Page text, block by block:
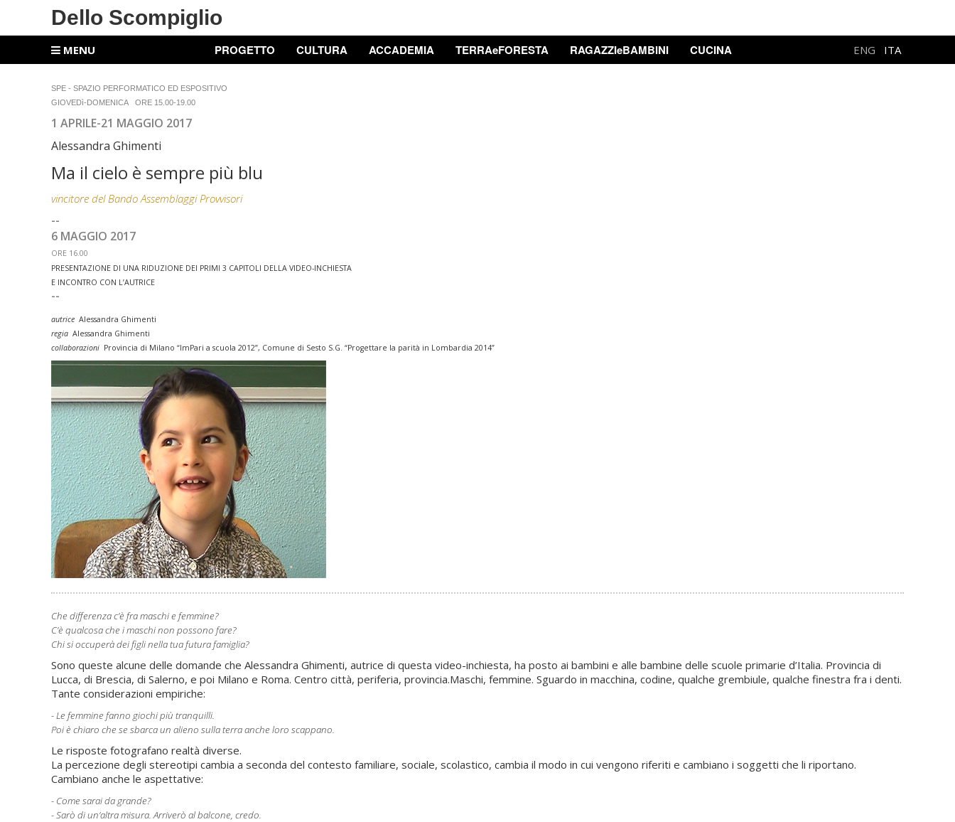
Dello Scompiglio
MENU PROGETTO CULTURA ACCADEMIA TERRAeFORESTA RAGAZZIeBAMBINI CUCINA ENG ITA
SPE - SPAZIO PERFORMATICO ED ESPOSITIVO
GIOVEDì-DOMENICA ORE 15.00-19.00
1 APRILE-21 MAGGIO 2017
Alessandra Ghimenti
Ma il cielo è sempre più blu
vincitore del Bando Assemblaggi Provvisori
--
6 MAGGIO 2017
ORE 16.00
PRESENTAZIONE DI UNA RIDUZIONE DEI PRIMI 3 CAPITOLI DELLA VIDEO-INCHIESTA
E INCONTRO CON L’AUTRICE
--
autrice Alessandra Ghimenti
regia Alessandra Ghimenti
collaborazioni Provincia di Milano “ImPari a scuola 2012”, Comune di Sesto S.G. “Progettare la parità in Lombardia 2014”
Che differenza c’è fra maschi e femmine?
C’è qualcosa che i maschi non possono fare?
Chi si occuperà dei figli nella tua futura famiglia?
Sono queste alcune delle domande che Alessandra Ghimenti, autrice di questa video-inchiesta, ha posto ai bambini e alle bambine delle scuole primarie d’Italia. Provincia di
Lucca, di Brescia, di Salerno, e poi Milano e Roma. Centro città, periferia, provincia.Maschi, femmine. Sguardo in macchina, codine, qualche grembiule, qualche finestra fra i denti.
Tante considerazioni empiriche:
- Le femmine fanno giochi più tranquilli.
Poi è chiaro che se sbarca un alieno sulla terra anche loro scappano.
Le risposte fotografano realtà diverse.
La percezione degli stereotipi cambia a seconda del contesto familiare, sociale, scolastico, cambia il modo in cui vengono riferiti e cambiano i soggetti che li riportano.
Cambiano anche le aspettative:
- Come sarai da grande?
- Sarò di un’altra misura. Arriverò al balcone, credo.